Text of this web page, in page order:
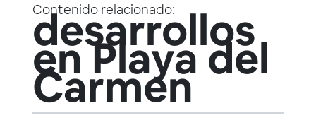
Contenido relacionado:
desarrollos
en Playa del
Carmen